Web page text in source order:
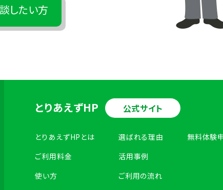
したい方
とりあえずHP 公式サイト
とりあえずHPとは
ご利用料金
使い方
選ばれる理由
活用事例
ご利用の流れ
無料体験